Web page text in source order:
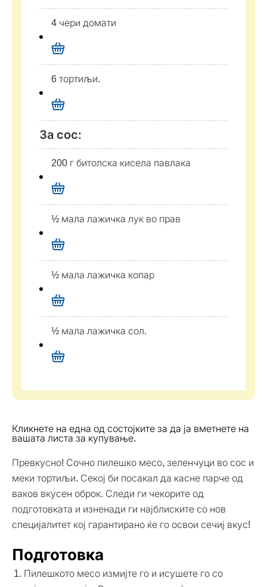
4 чери домати
6 тортиљи.
За сос:
200 г битолска кисела павлака
½ мала лажичка лук во прав
½ мала лажичка копар
½ мала лажичка сол.
Кликнете на една од состојките за да ја вметнете на
вашата листа за купување.
Превкусно! Сочно пилешко месо, зеленчуци во сос и
меки тортиљи. Секој би посакал да касне парче од
ваков вкусен оброк. Следи ги чекорите од
подготовката и изненади ги најблиските со нов
специјалитет кој гарантирано ќе го освои сечиј вкус!
Подготовка
Пилешкото месо измијте го и исушете го со